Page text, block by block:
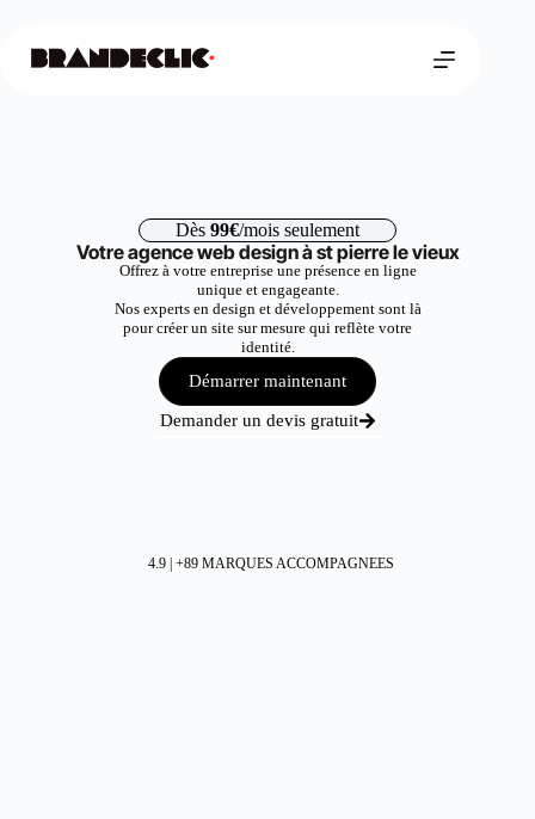
Dès 99€/mois seulement
Votre agence web design à st pierre le vieux
Offrez à votre entreprise une présence en ligne
unique et engageante.
Nos experts en design et développement sont là
pour créer un site sur mesure qui reflète votre
identité.
Démarrer maintenant
Demander un devis gratuit
4.9 | +89 MARQUES ACCOMPAGNEES